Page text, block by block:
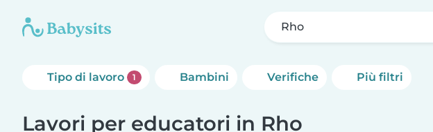
Rho
Tipo di lavoro 1 Bambini Verifiche Più filtri
Lavori per educatori in Rho